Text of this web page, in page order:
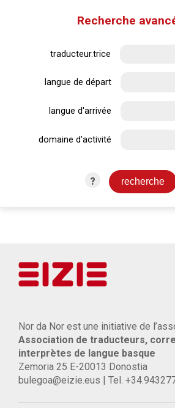
Recherche
traducteur.trice
langue de départ
langue d'arrivée
domaine d'activité
?
Nor da Nor est une initiative de
Association de traducteurs,
interprètes de langue basque
Zemoria 25 E-20013 Donostia
bulegoa@eizie.eus | Tel.